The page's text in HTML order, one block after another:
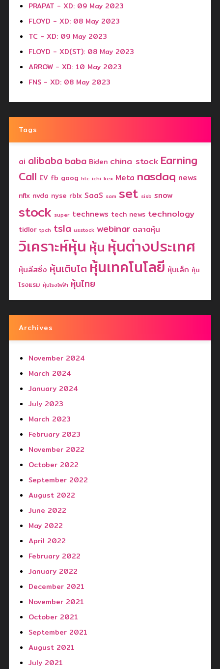
PRAPAT - XD: 09 May 2023
FLOYD - XD: 08 May 2023
TC - XD: 09 May 2023
FLOYD - XD(ST): 08 May 2023
ARROW - XD: 10 May 2023
FNS - XD: 08 May 2023
Tags
ai alibaba baba Biden china stock Earning
Call EV fb goog htc ichi kex Meta nasdaq news
nflx nvda nyse rblx SaaS sam set sisb snow
stock super technews tech news technology
tidlor tpch tsla usstock webinar ตลาดหุ้น
วิเคราะห์หุ้น หุ้น หุ้นต่างประเทศ
หุ้นลีสซิ่ง หุ้นเติบโต หุ้นเทคโนโลยี หุ้นเล็ก หุ้น
โรงแรม หุ้นโรงไฟฟ้า หุ้นไทย
Archives
November 2024
March 2024
January 2024
July 2023
March 2023
February 2023
November 2022
October 2022
September 2022
August 2022
June 2022
May 2022
April 2022
February 2022
January 2022
December 2021
November 2021
October 2021
September 2021
August 2021
July 2021